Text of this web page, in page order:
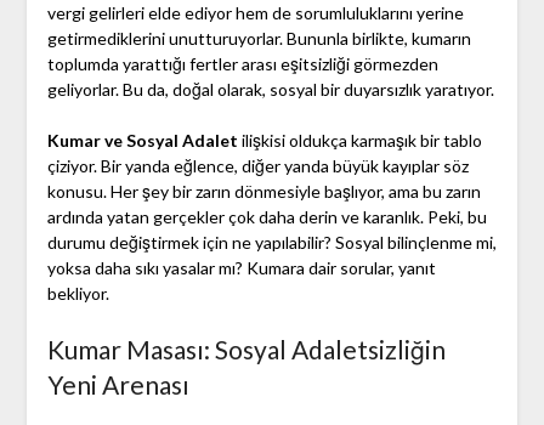
vergi gelirleri elde ediyor hem de sorumluluklarını yerine
getirmediklerini unutturuyorlar. Bununla birlikte, kumarın
toplumda yarattığı fertler arası eşitsizliği görmezden
geliyorlar. Bu da, doğal olarak, sosyal bir duyarsızlık yaratıyor.
Kumar ve Sosyal Adalet ilişkisi oldukça karmaşık bir tablo
çiziyor. Bir yanda eğlence, diğer yanda büyük kayıplar söz
konusu. Her şey bir zarın dönmesiyle başlıyor, ama bu zarın
ardında yatan gerçekler çok daha derin ve karanlık. Peki, bu
durumu değiştirmek için ne yapılabilir? Sosyal bilinçlenme mi,
yoksa daha sıkı yasalar mı? Kumara dair sorular, yanıt
bekliyor.
Kumar Masası: Sosyal Adaletsizliğin
Yeni Arenası